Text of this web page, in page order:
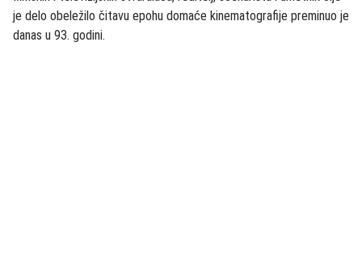
je delo obeležilo čitavu epohu domaće kinematografije preminuo je
danas u 93. godini.